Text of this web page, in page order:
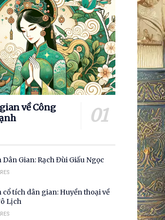
về Công
Gian: Rạch Đùi Giấu Ngọc
cổ tích dân gian: Huyền thoại về
Lịch